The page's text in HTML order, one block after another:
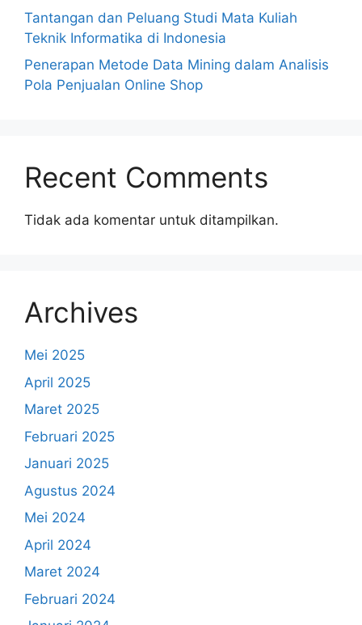
Tantangan dan Peluang Studi Mata Kuliah
Teknik Informatika di Indonesia
Penerapan Metode Data Mining dalam Analisis
Pola Penjualan Online Shop
Recent Comments
Tidak ada komentar untuk ditampilkan.
Archives
Mei 2025
April 2025
Maret 2025
Februari 2025
Januari 2025
Agustus 2024
Mei 2024
April 2024
Maret 2024
Februari 2024